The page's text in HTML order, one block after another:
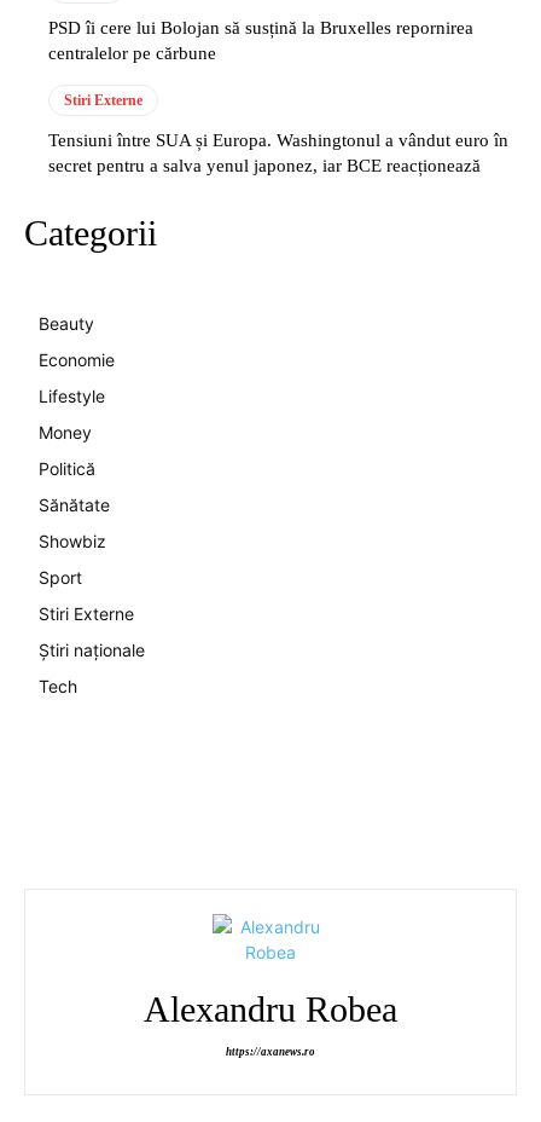
PSD îi cere lui Bolojan să susțină la Bruxelles repornirea
centralelor pe cărbune
Stiri Externe
Tensiuni între SUA și Europa. Washingtonul a vândut euro în
secret pentru a salva yenul japonez, iar BCE reacționează
Categorii
Beauty
Economie
Lifestyle
Money
Politică
Sănătate
Showbiz
Sport
Stiri Externe
Știri naționale
Tech
Alexandru Robea
https://axanews.ro